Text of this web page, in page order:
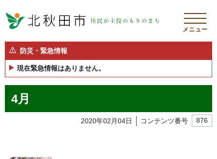
メニュー
防災・緊急情報
現在緊急情報はありません。
4月
2020年02月04日 コンテンツ番号 876